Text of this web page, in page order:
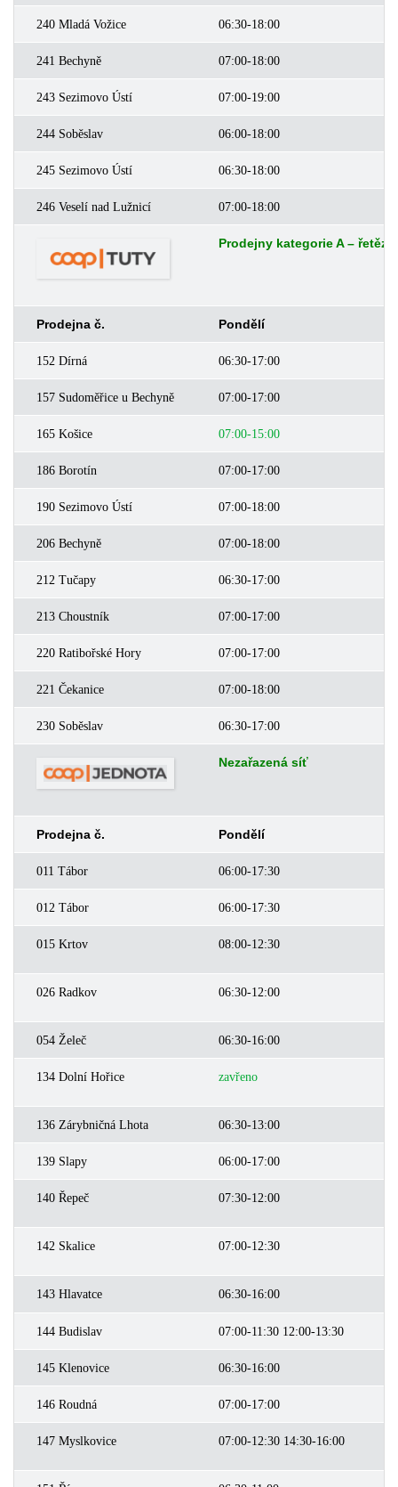
240 Mladá Vožice 06:30-18:00
241 Bechyně 07:00-18:00
243 Sezimovo Ústí 07:00-19:00
244 Soběslav 06:00-18:00
245 Sezimovo Ústí 06:30-18:00
246 Veselí nad Lužnicí 07:00-18:00
Prodejny kategorie A –
Prodejna č. Pondělí
152 Dírná 06:30-17:00
157 Sudoměřice u Bechyně 07:00-17:00
165 Košice 07:00-15:00
186 Borotín 07:00-17:00
190 Sezimovo Ústí 07:00-18:00
206 Bechyně 07:00-18:00
212 Tučapy 06:30-17:00
213 Choustník 07:00-17:00
220 Ratibořské Hory 07:00-17:00
221 Čekanice 07:00-18:00
230 Soběslav 06:30-17:00
Nezařazená síť
Prodejna č. Pondělí
011 Tábor 06:00-17:30
012 Tábor 06:00-17:30
015 Krtov 08:00-12:30
026 Radkov 06:30-12:00
054 Želeč 06:30-16:00
134 Dolní Hořice zavřeno
136 Zárybničná Lhota 06:30-13:00
139 Slapy 06:00-17:00
140 Řepeč 07:30-12:00
142 Skalice 07:00-12:30
143 Hlavatce 06:30-16:00
144 Budislav 07:00-11:30 12:00-13:30
145 Klenovice 06:30-16:00
146 Roudná 07:00-17:00
147 Myslkovice 07:00-12:30 14:30-16:00